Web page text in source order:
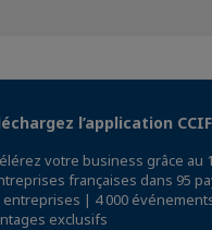
l’application
votre business grâce au
françaises dans 95
entreprises | 4 000
exclusifs